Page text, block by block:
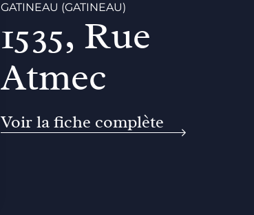
GATINEAU (GATINEAU)
1535, Rue
Atmec
Voir la fiche complète